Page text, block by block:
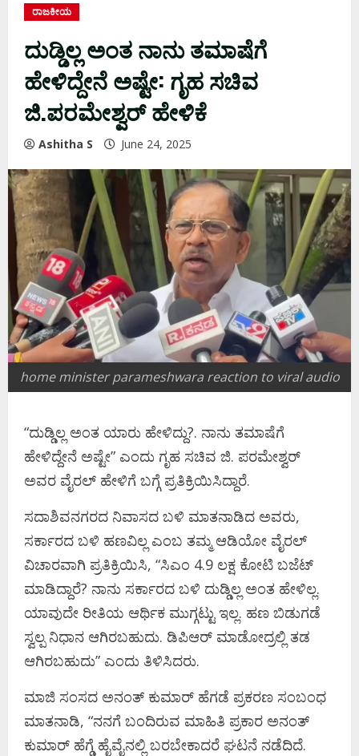
ರಾಜಕೀಯ
ದುಡ್ಡಿಲ್ಲ ಅಂತ ನಾನು ತಮಾಷೆಗೆ
ಹೇಳಿದ್ದೇನೆ ಅಷ್ಟೇ: ಗೃಹ ಸಚಿವ
ಜಿ.ಪರಮೇಶ್ವರ್‌ ಹೇಳಿಕೆ
Ashitha S June 24, 2025
home minister parameshwara reaction to viral audio
“ದುಡ್ಡಿಲ್ಲ ಅಂತ ಯಾರು ಹೇಳಿದ್ದು?. ನಾನು ತಮಾಷೆಗೆ
ಹೇಳಿದ್ದೇನೆ ಅಷ್ಟೇ” ಎಂದು ಗೃಹ ಸಚಿವ ಜಿ. ಪರಮೇಶ್ವರ್
ಅವರ ವೈರಲ್ ಹೇಳಿಗೆ ಬಗ್ಗೆ ಪ್ರತಿಕ್ರಿಯಿಸಿದ್ದಾರೆ.
ಸದಾಶಿವನಗರದ ನಿವಾಸದ ಬಳಿ ಮಾತನಾಡಿದ ಅವರು,
ಸರ್ಕಾರದ ಬಳಿ ಹಣವಿಲ್ಲ ಎಂಬ ತಮ್ಮ ಆಡಿಯೋ ವೈರಲ್
ವಿಚಾರವಾಗಿ ಪ್ರತಿಕ್ರಿಯಿಸಿ, “ಸಿಎಂ 4.9 ಲಕ್ಷ ಕೋಟಿ ಬಜೆಟ್
ಮಾಡಿದ್ದಾರೆ? ನಾನು ಸರ್ಕಾರದ ಬಳಿ ದುಡ್ಡಿಲ್ಲ ಅಂತ ಹೇಳಿಲ್ಲ.
ಯಾವುದೇ ರೀತಿಯ ಆರ್ಥಿಕ ಮುಗ್ಗಟ್ಟು ಇಲ್ಲ. ಹಣ ಬಿಡುಗಡೆ
ಸ್ವಲ್ಪ ನಿಧಾನ ಆಗಿರಬಹುದು. ಡಿಪಿಆರ್ ಮಾಡೋದ್ರಲ್ಲಿ ತಡ
ಆಗಿರಬಹುದು” ಎಂದು ತಿಳಿಸಿದರು.
ಮಾಜಿ ಸಂಸದ ಅನಂತ್ ಕುಮಾರ್ ಹೆಗಡೆ ಪ್ರಕರಣ ಸಂಬಂಧ
ಮಾತನಾಡಿ, “ನನಗೆ ಬಂದಿರುವ ಮಾಹಿತಿ ಪ್ರಕಾರ ಅನಂತ್
ಕುಮಾರ್ ಹೆಗ್ಡೆ ಹೈವೈನಲ್ಲಿ ಬರಬೇಕಾದರೆ ಘಟನೆ ನಡೆದಿದೆ.